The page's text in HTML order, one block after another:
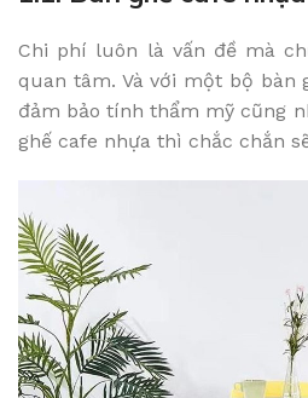
Chi phí luôn là vấn đề mà
quan tâm. Và với một bộ bàn
đảm bảo tính thẩm mỹ cũng
ghế cafe nhựa thì chắc chắn